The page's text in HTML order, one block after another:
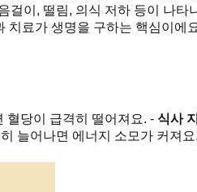
걸이, 떨림, 의식 저하 등이 나타
치료가 생명을 구하는 핵심이에
혈당이 급격히 떨어져요. - 식사
늘어나면 에너지 소모가 커져요